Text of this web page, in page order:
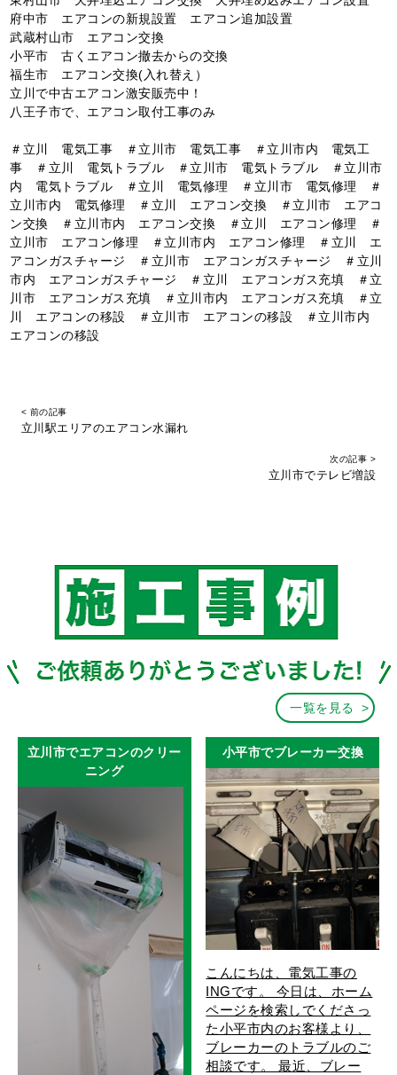
府中市 エアコンの新規設置 エアコン追加設置
武蔵村山市 エアコン交換
小平市 古くエアコン撤去からの交換
福生市 エアコン交換(入れ替え）
立川で中古エアコン激安販売中！
八王子市で、エアコン取付工事のみ
＃立川 電気工事 ＃立川市 電気工事 ＃立川市内 電気工
事 ＃立川 電気トラブル ＃立川市 電気トラブル ＃立川市
内 電気トラブル ＃立川 電気修理 ＃立川市 電気修理 ＃
立川市内 電気修理 ＃立川 エアコン交換 ＃立川市 エアコ
ン交換 ＃立川市内 エアコン交換 ＃立川 エアコン修理 ＃
立川市 エアコン修理 ＃立川市内 エアコン修理 ＃立川 エ
アコンガスチャージ ＃立川市 エアコンガスチャージ ＃立川
市内 エアコンガスチャージ ＃立川 エアコンガス充填 ＃立
川市 エアコンガス充填 ＃立川市内 エアコンガス充填 ＃立
川 エアコンの移設 ＃立川市 エアコンの移設 ＃立川市内
エアコンの移設
< 前の記事
立川駅エリアのエアコン水漏れ
次の記事 >
立川市でテレビ増設
一覧を見る
立川市でエアコンのクリー
ニング
小平市でブレーカー交換
こんにちは、電気工事の
INGです。 今日は、ホーム
ページを検索しでくださっ
た小平市内のお客様より、
ブレーカーのトラブルのご
相談です。 最近、ブレー